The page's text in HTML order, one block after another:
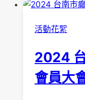
市
親
表
揚
大
活動花絮
2024
會員大